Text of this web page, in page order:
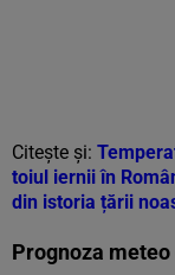
Citește și:
toiul iernii în
din istoria țării
Prognoza